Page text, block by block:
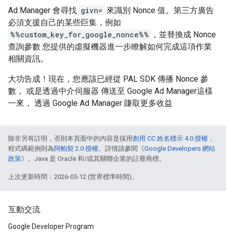
Ad Manager 會尋找 givn= 來識別 Nonce 值。第三方廣告
必須支援自己的某些巨集，例如
%%custom_key_for_google_nonce%%
，並替換成 Nonce
查詢參數 您提供的虛擬機器進一步瞭解如何完成這項作業
相關資訊。
大功告成！現在，您應該已經從 PAL SDK 傳播 Nonce 參
數， 或是透過中介伺服器 傳送至 Google Ad Manager這樣
一來， 透過 Google Ad Manager 賺取更多收益
除非另有註明，否則本頁面中的內容是採用創用 CC 姓名標示 4.0 授權 ，
程式碼範例則為阿帕契 2.0 授權。詳情請參閱《Google Developers 網站
政策》。Java 是 Oracle 和/或其關聯企業的註冊商標。
上次更新時間：2026-05-12 (世界標準時間)。
互動交流
Google Developer Program